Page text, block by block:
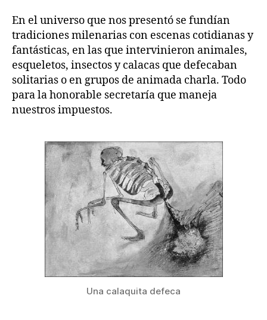
En el universo que nos presentó se fundían
tradiciones milenarias con escenas cotidianas y
fantásticas, en las que intervinieron animales,
esqueletos, insectos y calacas que defecaban
solitarias o en grupos de animada charla. Todo
para la honorable secretaría que maneja
nuestros impuestos.
Una calaquita defeca